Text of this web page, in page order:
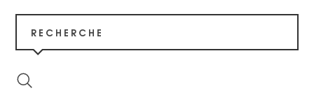
RECHERCHE